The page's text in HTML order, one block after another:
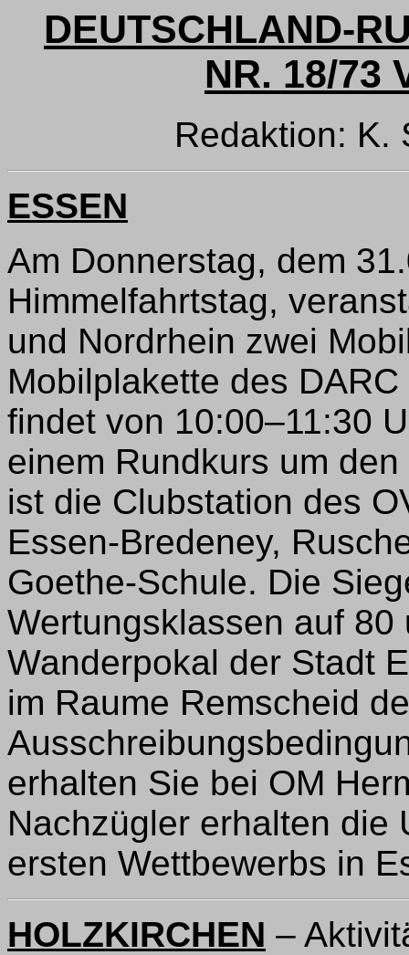
DEUTSCHLAND-
NR. 18/73
Redaktion: K.
ESSEN
Am Donnerstag, dem
Himmelfahrtstag,
und Nordrhein zwei
Mobilplakette des
findet von 10:00–11:30
einem Rundkurs um
ist die Clubstation des
Essen-Bredeney,
Goethe-Schule. Die
Wertungsklassen auf
Wanderpokal der Stadt
im Raume Remscheid
erhalten Sie bei OM
Nachzügler erhalten die
ersten Wettbewerbs in
HOLZKIRCHEN –